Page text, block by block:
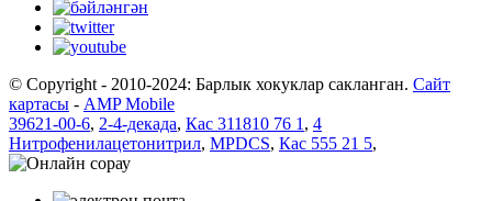
© Copyright - 2010-2024: Барлык хокуклар сакланган. Сайт
картасы - AMP Mobile
39621-00-6, 2-4-декада, Кас 311810 76 1 , 4
Нитрофенилацетонитрил, MPDCS, Кас 555 21 5,